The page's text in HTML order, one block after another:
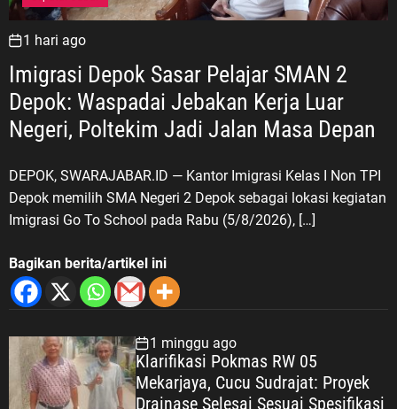
1 hari ago
Imigrasi Depok Sasar Pelajar SMAN 2
Depok: Waspadai Jebakan Kerja Luar
DEPOK, SWARAJABAR.ID — Kantor Imigrasi Kelas I Non TPI
Depok memilih SMA Negeri 2 Depok sebagai lokasi kegiatan
Imigrasi Go To School pada Rabu (5/8/2026), […]
Bagikan berita/artikel ini
1 minggu ago
Klarifikasi Pokmas RW 05
Mekarjaya, Cucu Sudrajat: Proyek
Drainase Selesai Sesuai Spesifikasi